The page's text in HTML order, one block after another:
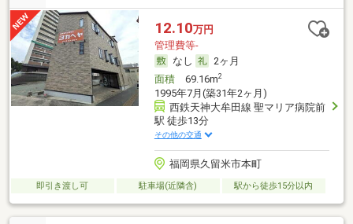
12.10万円
管理費等-
なし
2ヶ月
面積69.16m2
1995年7月(築31年2ヶ月)
西鉄天神大牟田線 聖マリア病院前
駅 徒歩13分
その他の交通
福岡県久留米市本町
即引き渡し可 駐車場(近隣含) 駅から徒歩15分以内